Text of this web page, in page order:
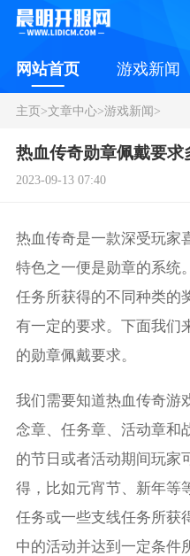
网站首页 游戏新闻
主页>文章中心>游戏新闻>
热血传奇勋章佩戴要求
2023-09-13 07:40
热血传奇是一款深受玩家
特色之一便是勋章的系统
任务所获得的不同种类的
有一定的要求。下面我们
的勋章佩戴要求。
我们需要知道热血传奇游
念章、任务章、活动章和
的节日或者活动期间玩家
得，比如元宵节、新年等
任务或一些支线任务所获
中的活动并达到一定条件